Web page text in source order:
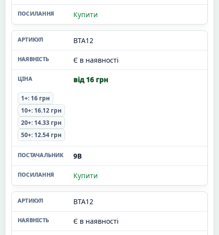
Купити
BTA12
Є в наявності
від 16 грн
1+: 16 грн
10+: 16.12 грн
20+: 14.33 грн
50+: 12.54 грн
9В
Купити
BTA12
Є в наявності